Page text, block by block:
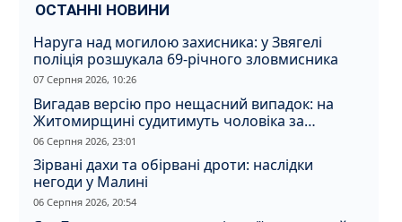
ОСТАННІ НОВИНИ
Наруга над могилою захисника: у Звягелі
поліція розшукала 69-річного зловмисника
07 Серпня 2026, 10:26
Вигадав версію про нещасний випадок: на
Житомирщині судитимуть чоловіка за
вбивство співмешканки
06 Серпня 2026, 23:01
Зірвані дахи та обірвані дроти: наслідки
негоди у Малині
06 Серпня 2026, 20:54